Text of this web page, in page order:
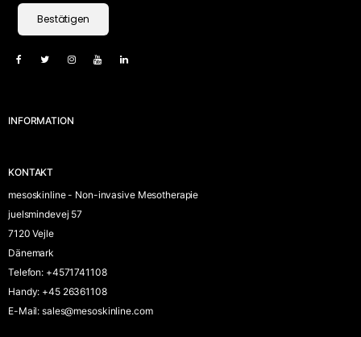
Bestätigen
INFORMATION
KONTAKT
mesoskinline - Non-invasive Mesotherapie
juelsmindevej 57
7120 Vejle
Dänemark
Telefon: +4571741108
Handy: +45 26361108
E-Mail: sales@mesoskinline.com